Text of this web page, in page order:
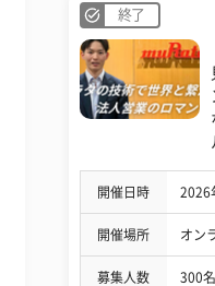
終了
開催日時 2026
開催場所 オン
募集人数 300名